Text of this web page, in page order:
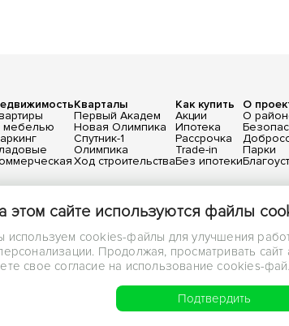
этом сайте используются файлы
используем cookies-файлы для улучшения
Продолжая, просматривать
свое согласие на использование cookies-
Подтвердить
мебелью
Кварталы
Первый Академ
Новая Олимпика
Спутник-1
Олимпика
Ход строительства
Как купить
Акции
Ипотека
Рассрочка
Trade-in
Без ипотеки
О
О
Парки
публичной офертой, определяемой
Академическое». Все права защищены